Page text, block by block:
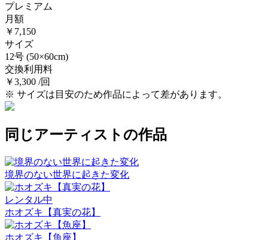
プレミアム
月額
￥7,150
サイズ
12号 (50×60cm)
交換利用料
￥3,300 /回
※ サイズは目安のため作品によって差があります。
同じアーティストの作品
境界のない世界に起きた変化
レンタル中
ホオズキ【真実の花】
ホオズキ【魚座】